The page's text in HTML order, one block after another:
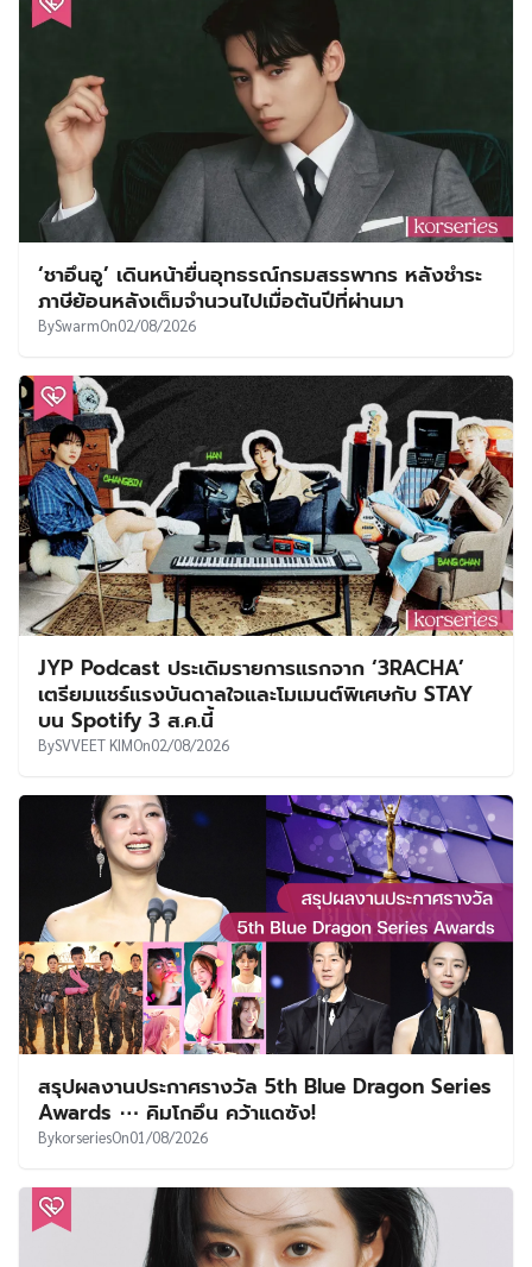
BySwarm
ภาษีย้อนหลังเต็มจำนวนไปเมื่อต้นปีที่ผ่านมา
BySwarmOn 02/08/2026
JYP Podcast ประเดิมรายการแรกจาก ‘3RACHA’
บน Spotify 3 ส.ค.นี้
SVVEET KIMOn02/08/2026
Awards ⋯ คิมโกอึน คว้าแดซัง!
Bykorseries 01/08/2026